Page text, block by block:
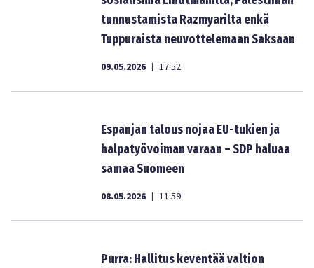
tunnustamista Razmyarilta enkä
Tuppuraista neuvottelemaan Saksaan
09.05.2026 | 17:52
Espanjan talous nojaa EU-tukien ja
halpatyövoiman varaan – SDP haluaa
samaa Suomeen
08.05.2026 | 11:59
Purra: Hallitus keventää valtion